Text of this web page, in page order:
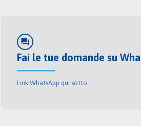
forum
Fai le tue domande su
Link WhatsApp qui sotto